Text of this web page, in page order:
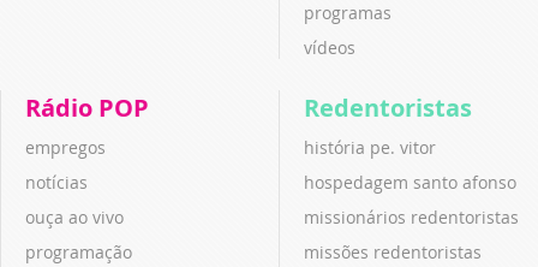
programas
vídeos
Rádio POP
empregos
notícias
ouça ao vivo
programação
Redentoristas
história pe. vitor
hospedagem santo afonso
missionários redentoristas
missões redentoristas